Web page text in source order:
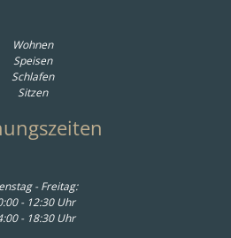
Wohnen
Speisen
Schlafen
Sitzen
- Freitag:
- 12:30 Uhr
- 18:30 Uhr